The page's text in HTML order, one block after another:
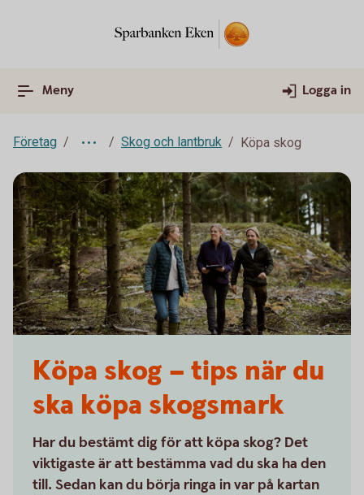
Meny Logga in
Företag Skog och lantbruk Köpa skog
Köpa skog – tips när du
ska köpa skogsmark
Har du bestämt dig för att köpa skog? Det
viktigaste är att bestämma vad du ska ha den
till. Sedan kan du börja ringa in var på kartan